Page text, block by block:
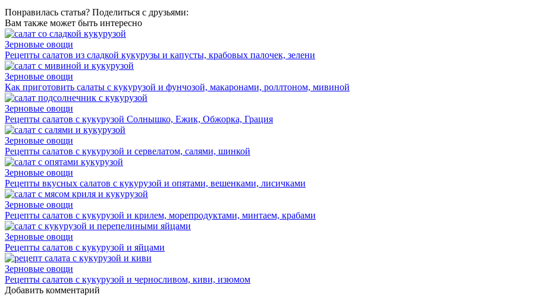
Понравилась статья? Поделиться с друзьями:
Вам также может быть интересно
Зерновые овощи
Рецепты салатов из сладкой кукурузы и капусты, крабовых палочек, зелени
Зерновые овощи
Как приготовить салаты с кукурузой и фунчозой, макаронами, роллтоном, мивиной
Зерновые овощи
Рецепты салатов с кукурузой Солнышко, Ежик, Обжорка, Грация
Зерновые овощи
Рецепты салатов с кукурузой и сервелатом, салями, шинкой
Зерновые овощи
Рецепты вкусных салатов с кукурузой и опятами, вешенками, лисичками
Зерновые овощи
Рецепты салатов с кукурузой и крилем, морепродуктами, минтаем, крабами
Зерновые овощи
Рецепты салатов с кукурузой и яйцами
Зерновые овощи
Рецепты салатов с кукурузой и черносливом, киви, изюмом
Добавить комментарий